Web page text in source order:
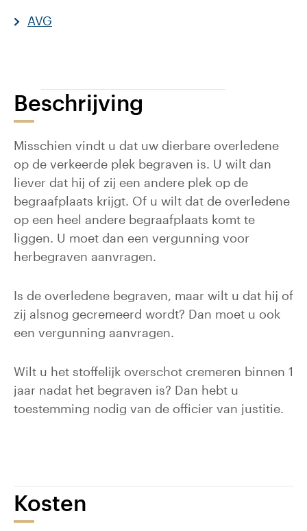
AVG
Beschrijving
Misschien vindt u dat uw dierbare overledene
op de verkeerde plek begraven is. U wilt dan
liever dat hij of zij een andere plek op de
begraafplaats krijgt. Of u wilt dat de overledene
op een heel andere begraafplaats komt te
liggen. U moet dan een vergunning voor
herbegraven aanvragen.
Is de overledene begraven, maar wilt u dat hij of
zij alsnog gecremeerd wordt? Dan moet u ook
een vergunning aanvragen.
Wilt u het stoffelijk overschot cremeren binnen 1
jaar nadat het begraven is? Dan hebt u
toestemming nodig van de officier van justitie.
Kosten